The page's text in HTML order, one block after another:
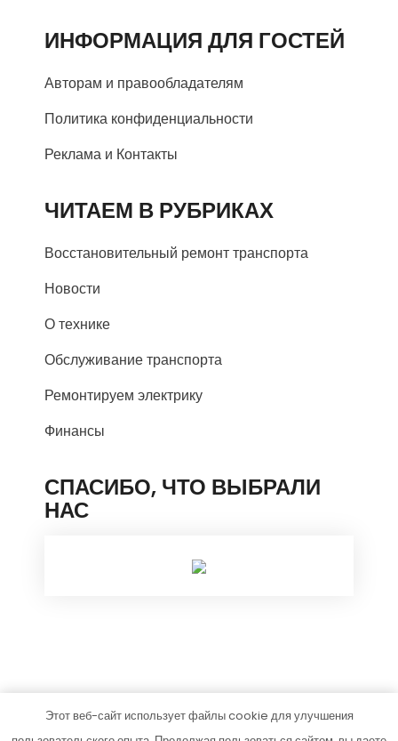
ИНФОРМАЦИЯ ДЛЯ ГОСТЕЙ
Авторам и правообладателям
Политика конфиденциальности
Реклама и Контакты
ЧИТАЕМ В РУБРИКАХ
Восстановительный ремонт транспорта
Новости
О технике
Обслуживание транспорта
Ремонтируем электрику
Финансы
СПАСИБО, ЧТО ВЫБРАЛИ
НАС
autoclub-expert.ru
Этот веб-сайт использует файлы cookie для улучшения